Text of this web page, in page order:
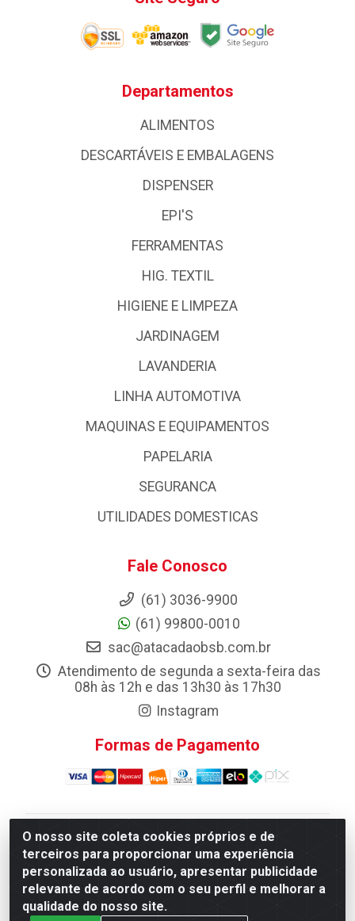
O nosso site coleta cookies próprios e de
terceiros para proporcionar uma experiência
personalizada ao usuário, apresentar publicidade
relevante de acordo com o seu perfil e melhorar a
qualidade do nosso site.
Departamentos
ALIMENTOS
DESCARTÁVEIS E EMBALAGENS
DISPENSER
EPI'S
FERRAMENTAS
HIG. TEXTIL
HIGIENE E LIMPEZA
JARDINAGEM
LAVANDERIA
LINHA AUTOMOTIVA
MAQUINAS E EQUIPAMENTOS
PAPELARIA
SEGURANCA
UTILIDADES DOMESTICAS
Fale Conosco
(61) 3036-9900
(61) 99800-0010
sac@atacadaobsb.com.br
Atendimento de segunda a sexta-feira das
08h às 12h e das 13h30 às 17h30
Instagram
Formas de Pagamento
Atacadao da Limpeza F. Pereira Queiroz Comercio e
Distribuicao LTDA - Quadra Qi 10 Lotes 39 e, 41 - Setor
Industrial (Taguatinga), Brasília/DF - CEP 72.135-100 -
CNPJ 13.184.675/0001-80